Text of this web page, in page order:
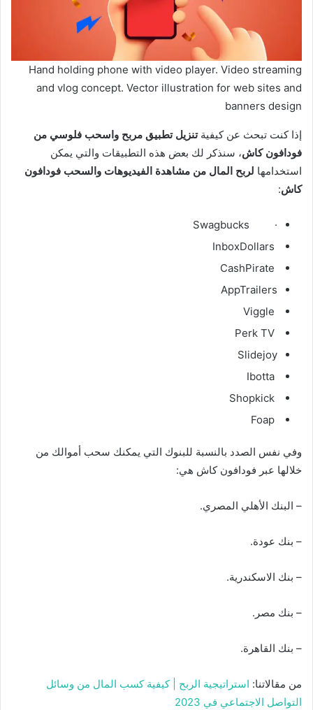
Hand holding phone with video player. Video streaming
and vlog concept. Vector illustration for web sites and
banners design
إذا كنت تبحث عن كيفيةتنزيل تطبيق مربح واسحب فلوسي من
فودافون كاش، سنذكر لك بعض هذه التطبيقات والتي يمكن
استخدامها لربح المال من مشاهدة الفيديوهات والسحب فودافون
كاش:
· Swagbucks
AppTrailers
Slidejoy
وفي نفس الصدد بالنسبة للبنوك التي يمكنك سحب أموالك من
خلالها عبر فودافون كاش هي:
– البنك الأهلي المصري.
– بنك عودة.
– بنك الاسكندرية.
– بنك مصر.
– بنك القاهرة.
من مقالاتنا: استراتيجية الربح | كيفية كسب المال من وسائل
التواصل الاجتماعي في 2023